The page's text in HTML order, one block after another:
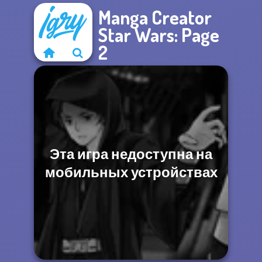
Manga Creator
Star Wars: Page
2
Эта игра недоступна на
мобильных устройствах